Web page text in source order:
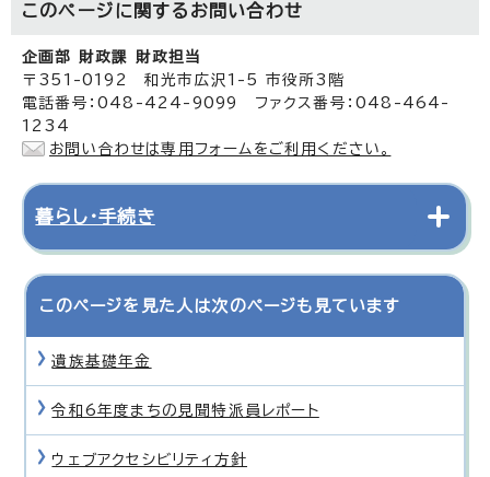
このページに関する お問い合わせ
企画部 財政課 財政担当
〒351-0192 和光市広沢1-5 市役所3階
電話番号：048-424-9099 ファクス番号：048-464-
1234
お問い合わせは専用フォームをご利用ください。
暮らし・手続き
このページを見た人は次のページも見ています
遺族基礎年金
令和6年度まちの見聞特派員レポート
ウェブアクセシビリティ方針